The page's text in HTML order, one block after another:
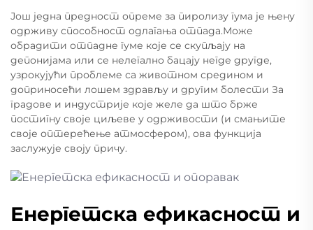
Још једна предност опреме за пиролизу гума је њену
одрживу способност одлагања отпада.Може
обрадити отпадне гуме које се скупљају на
депонијама или се нелегално бацају негде другде,
узрокујући проблеме са животном средином и
доприносећи лошем здрављу и другим болести За
градове и индустрије које желе да што брже
постигну своје циљеве у одрживости (и смањите
своје оптерећење атмосфером), ова функција
заслужује своју причу.
Енергетска ефикасност и